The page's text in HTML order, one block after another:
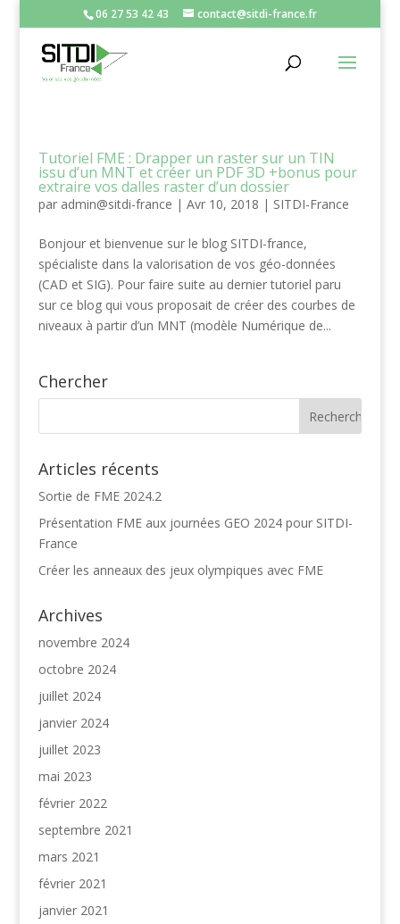
06 27 53 42 43 contact@sitdi-france.fr
Tutoriel FME : Drapper un raster sur un TIN
issu d’un MNT et créer un PDF 3D +bonus pour
extraire vos dalles raster d’un dossier
par admin@sitdi-france | Avr 10, 2018 | SITDI-France
Bonjour et bienvenue sur le blog SITDI-france,
spécialiste dans la valorisation de vos géo-données
(CAD et SIG). Pour faire suite au dernier tutoriel paru
sur ce blog qui vous proposait de créer des courbes de
niveaux à partir d’un MNT (modèle Numérique de...
Chercher
Articles récents
Sortie de FME 2024.2
Présentation FME aux journées GEO 2024 pour SITDI-
France
Créer les anneaux des jeux olympiques avec FME
Archives
novembre 2024
octobre 2024
juillet 2024
janvier 2024
juillet 2023
mai 2023
février 2022
septembre 2021
mars 2021
février 2021
janvier 2021